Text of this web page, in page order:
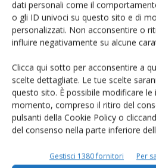
dati personali come il
o gli ID univoci su questo sito e di
personalizzati. Non acconsentire o
influire negativamente su alcune
Clicca qui sotto per acconsentire a
scelte dettagliate. Le tue scelte
questo sito. È possibile modificare
momento, compreso il ritiro del
pulsanti della Cookie Policy o
del consenso nella parte inferiore
Gestisci 1380 fornitori Per
Francia, all’orizzonte la
Sommet de l’Elevage
DiSandra Osti 9 Marzo 2016